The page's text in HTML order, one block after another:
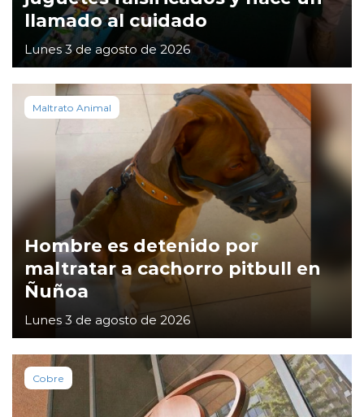
llamado al cuidado
Lunes 3 de agosto de 2026
Maltrato Animal
Hombre es detenido por
maltratar a cachorro pitbull en
Ñuñoa
Lunes 3 de agosto de 2026
Cobre